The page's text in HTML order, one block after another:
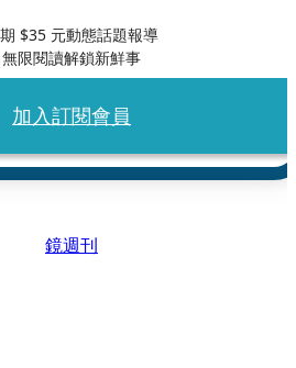
$35 元動態話題報導
無限閱讀解鎖新鮮事
加入訂閱會員
鏡週刊